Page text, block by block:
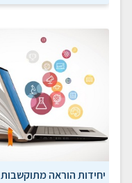
יחידות הוראה מתוקשבות